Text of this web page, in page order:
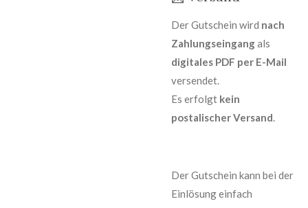
Der Gutschein wird nach
Zahlungseingangals
digitales PDF per E-Mail
versendet.
Es erfolgt kein
postalischer Versand.
Der Gutschein kann bei der
Einlösung einfach